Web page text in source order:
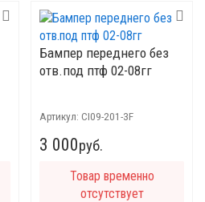
Бампер переднего без
отв.под птф 02-08гг
Артикул: CI09-201-3F
3 000руб.
Товар временно
отсутствует